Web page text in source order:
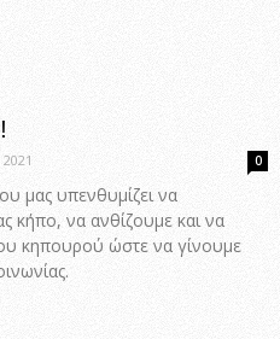
0
μας υπενθυμίζει να
κήπο, να ανθίζουμε και να
κηπουρού ώστε να γίνουμε